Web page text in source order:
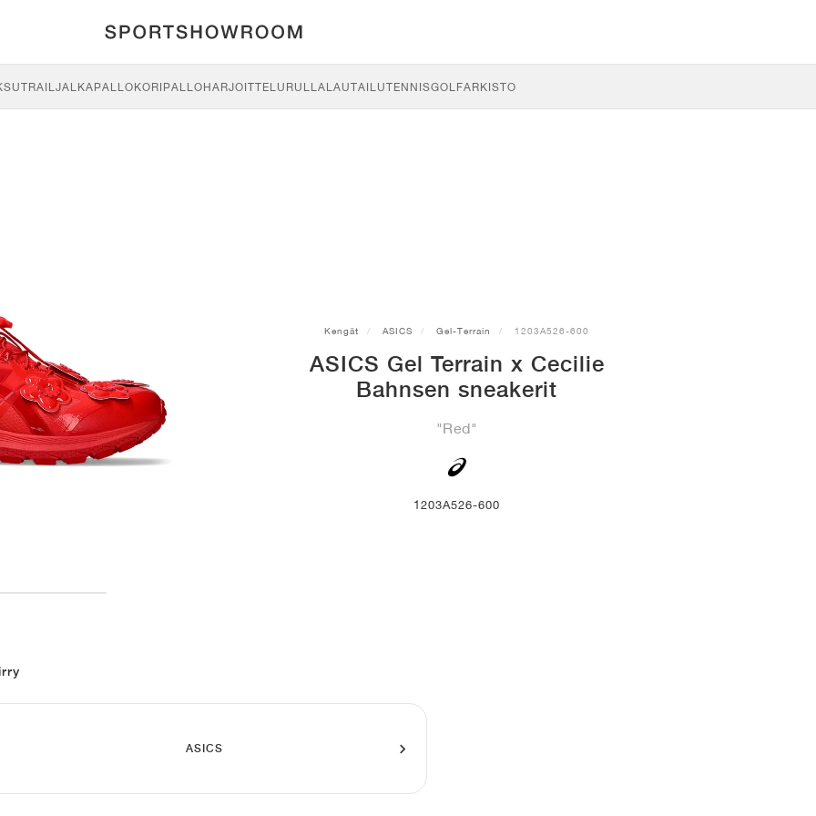
TRAILJALKAPALLOKORIPALLOHARJOITTELU RULLALAUTAILUTENNISGOLFARKISTO
Kengät ASICS Gel-Terrain 1203A526-600
ASICS Gel Terrain x Cecilie
Bahnsen sneakerit
"Red"
1203A526-600
ASICS